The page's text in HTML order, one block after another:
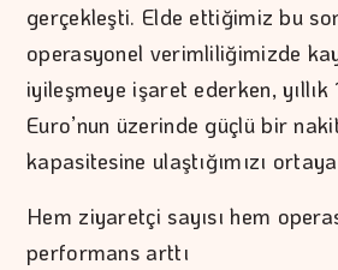
gerçekleşti. Elde ettiğimiz bu
operasyonel verimliliğimizde
iyileşmeye işaret ederken,
Euro’nun üzerinde güçlü bir
kapasitesine ulaştığımızı
Hem ziyaretçi sayısı hem
performans arttı